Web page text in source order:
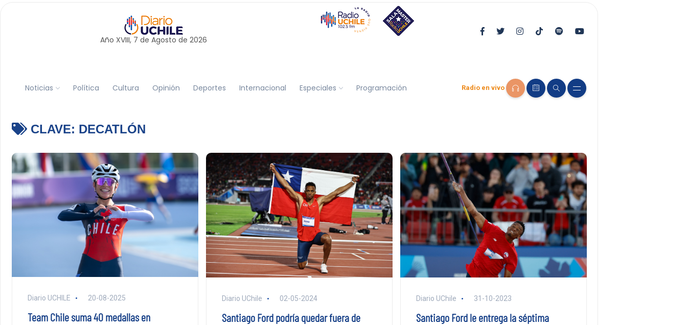
Año XVIII, 7 de Agosto de 2026
Noticias Política Cultura Opinión Deportes Internacional Especiales Programación Radio en vivo
CLAVE: DECATLÓN
Diario UCHILE 20-08-2025
Team Chile suma 40 medallas en
Diario UChile 02-05-2024
Santiago Ford podría quedar fuera de
Diario UChile 31-10-2023
Santiago Ford le entrega la séptima